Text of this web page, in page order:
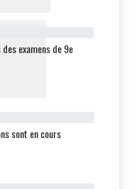
examens de 9e
sont en cours